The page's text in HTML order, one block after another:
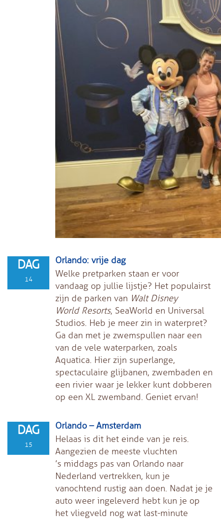
DAG
14
Orlando: vrije dag
Welke pretparken staan er voor
vandaag op jullie lijstje? Het populairst
zijn de parken van Walt Disney
World Resorts, SeaWorld en Universal
Studios. Heb je meer zin in waterpret?
Ga dan met je zwemspullen naar een
van de vele waterparken, zoals
Aquatica. Hier zijn superlange,
spectaculaire glijbanen, zwembaden en
een rivier waar je lekker kunt dobberen
op een XL zwemband. Geniet ervan!
DAG
15
Orlando – Amsterdam
Helaas is dit het einde van je reis.
Aangezien de meeste vluchten
’s middags pas van Orlando naar
Nederland vertrekken, kun je
vanochtend rustig aan doen. Nadat je je
auto weer ingeleverd hebt kun je op
het vliegveld nog wat last-minute